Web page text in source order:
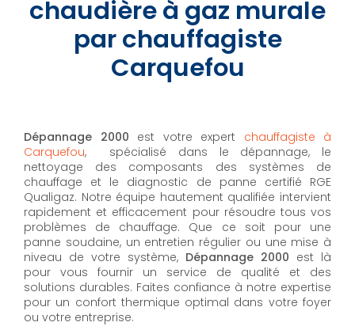
chaudière à gaz murale
par chauffagiste
Carquefou
Dépannage 2000 est votre expert chauffagiste à
Carquefou, spécialisé dans le dépannage, le
nettoyage des composants des systèmes de
chauffage et le diagnostic de panne certifié RGE
Qualigaz. Notre équipe hautement qualifiée intervient
rapidement et efficacement pour résoudre tous vos
problèmes de chauffage. Que ce soit pour une
panne soudaine, un entretien régulier ou une mise à
niveau de votre système, Dépannage 2000 est là
pour vous fournir un service de qualité et des
solutions durables. Faites confiance à notre expertise
pour un confort thermique optimal dans votre foyer
ou votre entreprise.